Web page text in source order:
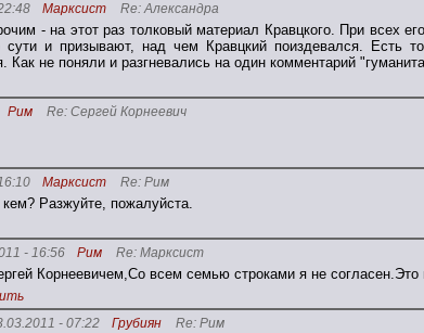
Марксист Re: Александра
- на этот раз толковый материал Кравцкого. При всех
сути и призывают, над чем Кравцкий поиздевался. Есть
Как не поняли и разгневались на один комментарий
Рим Re: Сергей Корнеевич
Марксист Re: Рим
Разжуйте, пожалуйста.
- 16:56
Рим Re: Марксист
Корнеевичем,Со всем семью строками я не
- 07:22
Грубиян Re: Рим